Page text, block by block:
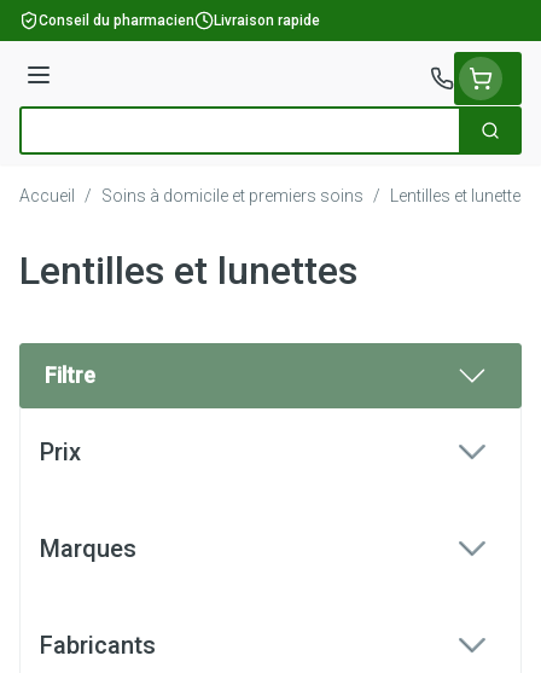
Aller au contenu
Conseil du pharmacien Livraison rapide
Menu
Accueil / Soins à domicile et premiers soins / Lentilles et lunettes
Lentilles et lunettes
Filtre
Prix
Marques
Fabricants